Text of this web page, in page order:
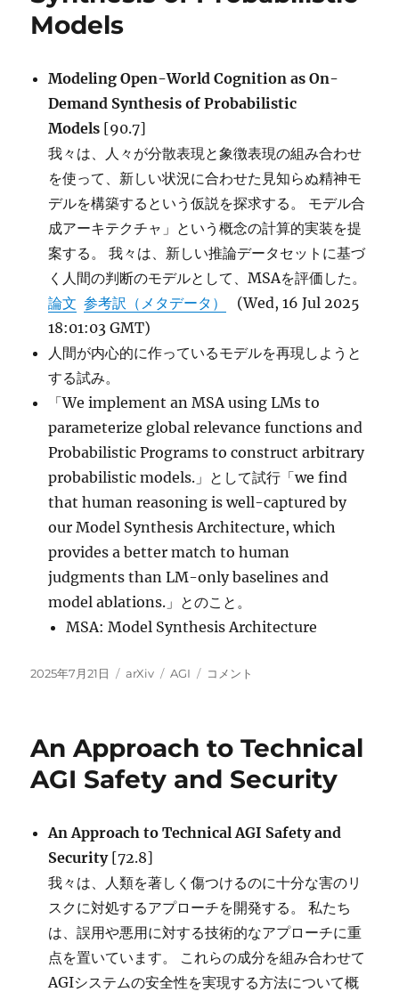
Models
Modeling Open-World Cognition as On-
Demand Synthesis of Probabilistic
Models [90.7]
我々は、人々が分散表現と象徴表現の組み合わせ
を使って、新しい状況に合わせた見知らぬ精神モ
デルを構築するという仮説を探求する。 モデル合
成アーキテクチャ」という概念の計算的実装を提
案する。 我々は、新しい推論データセットに基づ
く人間の判断のモデルとして、MSAを評価した。
論文 参考訳（メタデータ）
(Wed, 16 Jul 2025
18:01:03 GMT)
人間が内心的に作っているモデルを再現しようと
する試み。
「We implement an MSA using LMs to
parameterize global relevance functions and
Probabilistic Programs to construct arbitrary
probabilistic models.」として試行「we find
that human reasoning is well-captured by
our Model Synthesis Architecture, which
provides a better match to human
judgments than LM-only baselines and
model ablations.」とのこと。
MSA: Model Synthesis Architecture
投
2025年7月21日
カ
ー
arXiv
タ
AGI
Modeling
as
Demand
Probabilistic
に
コメント
An Approach to Technical
AGI Safety and Security
An Approach to Technical AGI Safety and
Security [72.8]
我々は、人類を著しく傷つけるのに十分な害のリ
スクに対処するアプローチを開発する。 私たち
は、誤用や悪用に対する技術的なアプローチに重
点を置いています。 これらの成分を組み合わせて
AGIシステムの安全性を実現する方法について概